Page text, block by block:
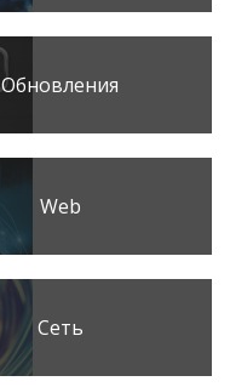
Обновления
Web
Сеть